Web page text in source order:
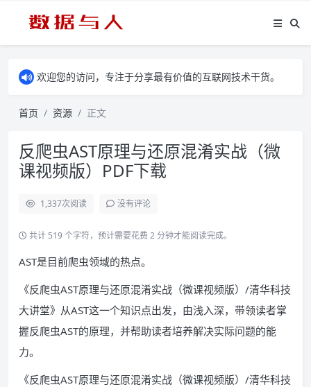
欢迎您的访问，专注于分享最有价值的互联网技术干货。
首页 资源 正文
反爬虫AST原理与还原混淆实战（微
课视频版）PDF下载
1,337次阅读 没有评论
共计 519 个字符，预计需要花费 2 分钟才能阅读完成。
AST是目前爬虫领域的热点。
《反爬虫AST原理与还原混淆实战（微课视频版）/清华科技
大讲堂》从AST这一个知识点出发，由浅入深，带领读者掌
握反爬虫AST的原理，并帮助读者培养解决实际问题的能
力。
《反爬虫AST原理与还原混淆实战（微课视频版）/清华科技